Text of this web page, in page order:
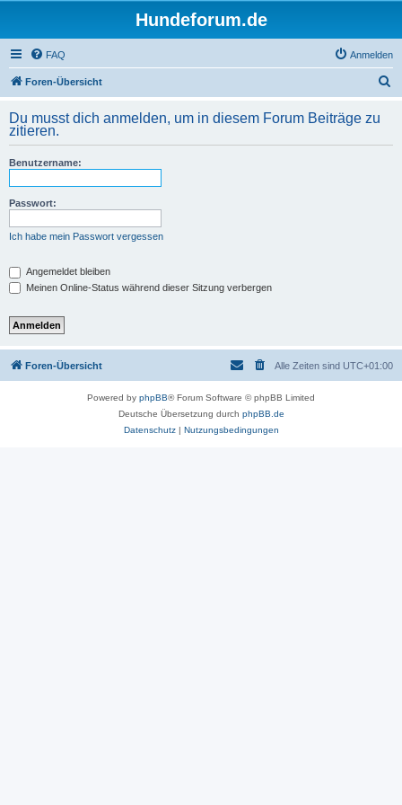
Hundeforum.de
FAQ Anmelden
Foren-Übersicht
h
Du musst dich anmelden, um in diesem Forum Beiträge zu
zitieren.
Benutzername:
Passwort:
Ich habe mein Passwort vergessen
Angemeldet bleiben
Meinen Online-Status während dieser Sitzung verbergen
Foren-Übersicht Alle Zeiten sind UTC+01:00
Powered by phpBB® Forum Software © phpBB Limited
Deutsche Übersetzung durch phpBB.de
Datenschutz| Nutzungsbedingungen